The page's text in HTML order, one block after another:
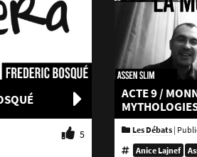
5
ACTE 9 /
Les Débats |
Anice Lajnef